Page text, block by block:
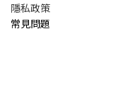
隱私政策
常見問題